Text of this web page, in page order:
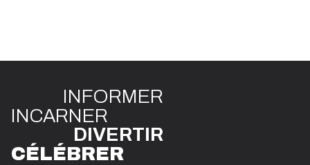
INFORMER
INCARNER
DIVERTIR
CÉLÉBRER